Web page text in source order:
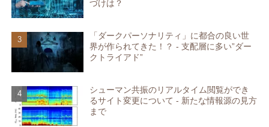
づけは？
「ダークパーソナリティ」に都合の良い世
界が作られてきた！？ - 支配層に多い”ダー
クトライアド”
シューマン共振のリアルタイム閲覧ができ
るサイト変更について - 新たな情報源の見方
まで